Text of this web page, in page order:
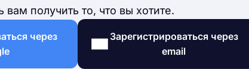
получить то, что вы хотите.
через
Зарегистрироваться через
email